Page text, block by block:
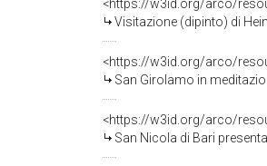
<https://w3id.org/arco/
Visitazione (dipinto) di
<https://w3id.org/arco/
San Girolamo in
<https://w3id.org/arco/
San Nicola di Bari